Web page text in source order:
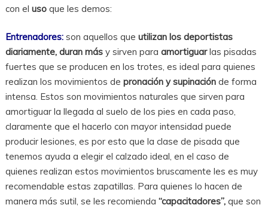
con el usoque les demos:
Entrenadores:son aquellos que utilizan los deportistas
diariamente, duran másy sirven para amortiguarlas pisadas
fuertes que se producen en los trotes, es ideal para quienes
realizan los movimientos de pronación y supinaciónde forma
intensa. Estos son movimientos naturales que sirven para
amortiguar la llegada al suelo de los pies en cada paso,
claramente que el hacerlo con mayor intensidad puede
producir lesiones, es por esto que la clase de pisada que
tenemos ayuda a elegir el calzado ideal, en el caso de
quienes realizan estos movimientos bruscamente les es muy
recomendable estas zapatillas. Para quienes lo hacen de
manera más sutil, se les recomienda “capacitadores”,que son